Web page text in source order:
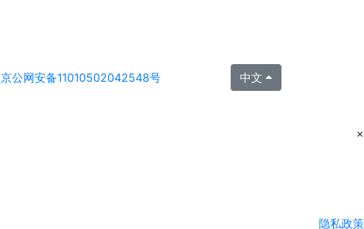
京公网安备11010502042548号
中文
×
隐私政策